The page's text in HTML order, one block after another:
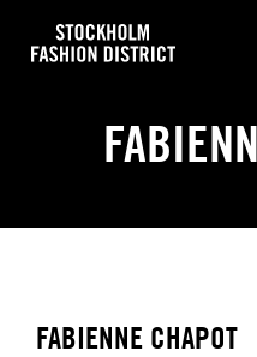
FABIENNE CHAPOT